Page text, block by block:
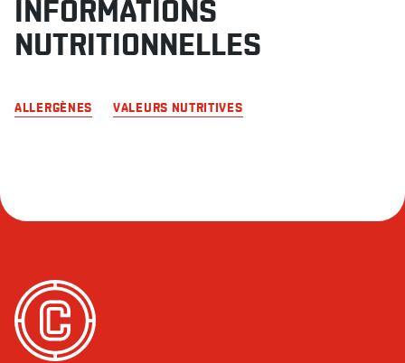
INFORMATIONS
NUTRITIONNELLES
ALLERGÈNES VALEURS NUTRITIVES